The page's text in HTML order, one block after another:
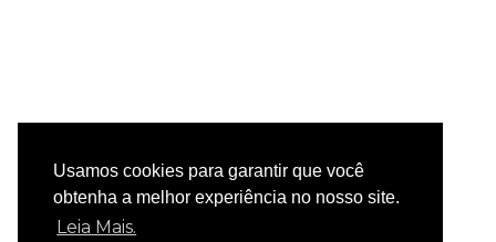
Usamos cookies para garantir que você
obtenha a melhor experiência no nosso site.
Leia Mais.